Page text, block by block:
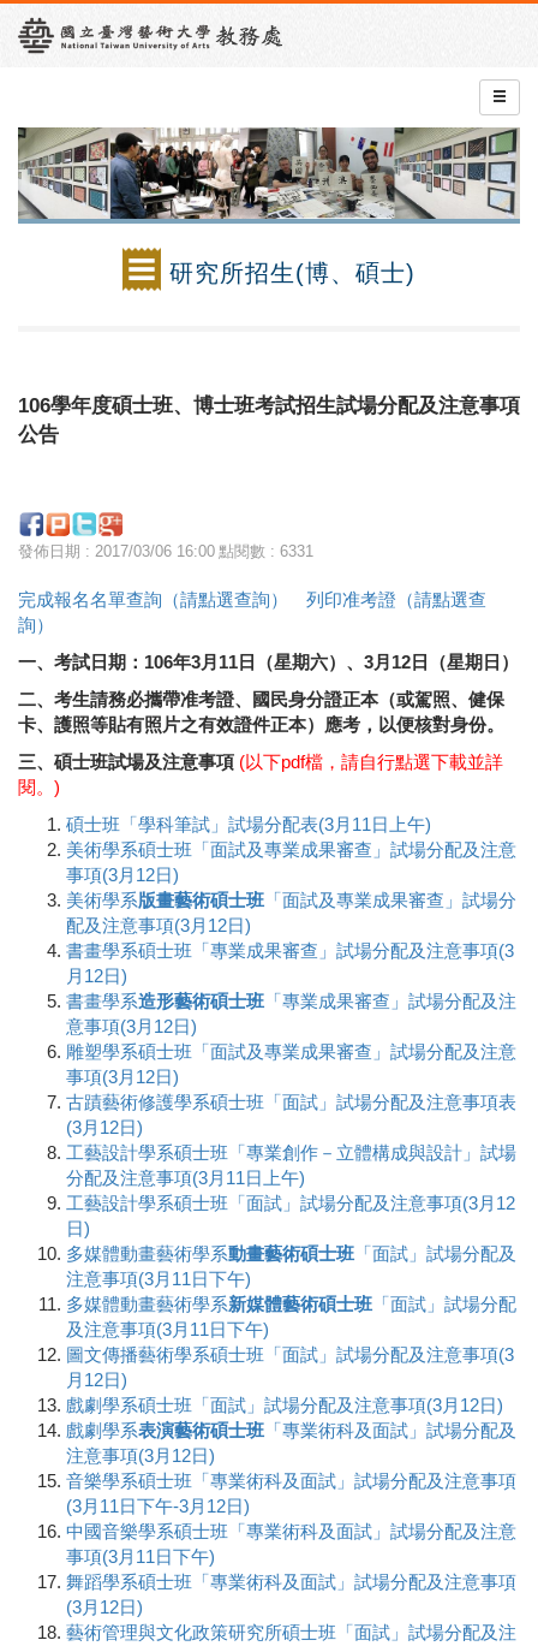
研究所招生(博、碩士)
106學年度碩士班、博士班考試招生試場分配及注意事項
公告
發佈日期 : 2017/03/06 16:00 點閱數 : 6331
完成報名名單查詢（請點選查詢）
列印准考證（請點選查
詢）
一、考試日期：106年3月11日（星期六）、3月12日（星期日）
二、考生請務必攜帶准考證、國民身分證正本（或駕照、健保
卡、護照等貼有照片之有效證件正本）應考，以便核對身份。
三、碩士班試場及注意事項 (以下pdf檔，請自行點選下載並詳
閱。)
碩士班「學科筆試」試場分配表(3月11日上午)
美術學系碩士班「面試及專業成果審查」試場分配及注意
事項(3月12日)
美術學系版畫藝術碩士班 「面試及專業成果審查」試場分
配及注意事項(3月12日)
書畫學系碩士班「專業成果審查」試場分配及注意事項(3
月12日)
書畫學系造形藝術碩士班 「專業成果審查」試場分配及注
意事項(3月12日)
雕塑學系碩士班「面試及專業成果審查」試場分配及注意
事項(3月12日)
古蹟藝術修護學系碩士班「面試」試場分配及注意事項表
(3月12日)
工藝設計學系碩士班「專業創作－立體構成與設計」試場
分配及注意事項(3月11日上午)
工藝設計學系碩士班「面試」試場分配及注意事項(3月12
日)
多媒體動畫藝術學系動畫藝術碩士班 「面試」試場分配及
注意事項(3月11日下午)
多媒體動畫藝術學系新媒體藝術碩士班 「面試」試場分配
及注意事項(3月11日下午)
圖文傳播藝術學系碩士班「面試」試場分配及注意事項(3
月12日)
戲劇學系碩士班「面試」試場分配及注意事項(3月12日)
戲劇學系表演藝術碩士班 「專業術科及面試」試場分配及
注意事項(3月12日)
音樂學系碩士班「專業術科及面試」試場分配及注意事項
(3月11日下午-3月12日)
中國音樂學系碩士班「專業術科及面試」試場分配及注意
事項(3月11日下午)
舞蹈學系碩士班「專業術科及面試」試場分配及注意事項
(3月12日)
藝術管理與文化政策研究所碩士班「面試」試場分配及注